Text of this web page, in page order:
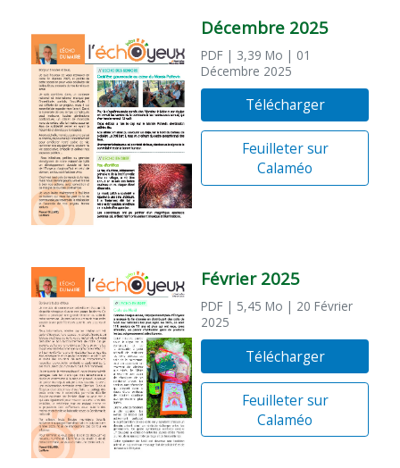
Décembre 2025
PDF | 3,39 Mo | 01
Décembre 2025
Télécharger
Feuilleter sur
Calaméo
Février 2025
PDF | 5,45 Mo | 20 Février
2025
Télécharger
Feuilleter sur
Calaméo